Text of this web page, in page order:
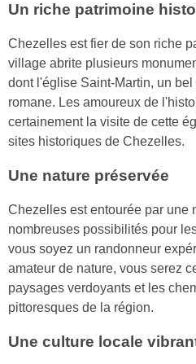
Un riche patrimoine
Chezelles est fier de son riche
village abrite plusieurs
dont l'église Saint-Martin, un
romane. Les amoureux de
certainement la visite de cette
sites historiques de Chezelles.
Une nature préservée
Chezelles est entourée par une
nombreuses possibilités pour
vous soyez un randonneur
amateur de nature, vous serez
paysages verdoyants et les
pittoresques de la région.
Une culture locale